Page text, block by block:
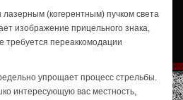
(когерентным) пучком света
изображение прицельного знака,
требуется переаккомодации
упрощает процесс стрельбы.
интересующую вас местность,